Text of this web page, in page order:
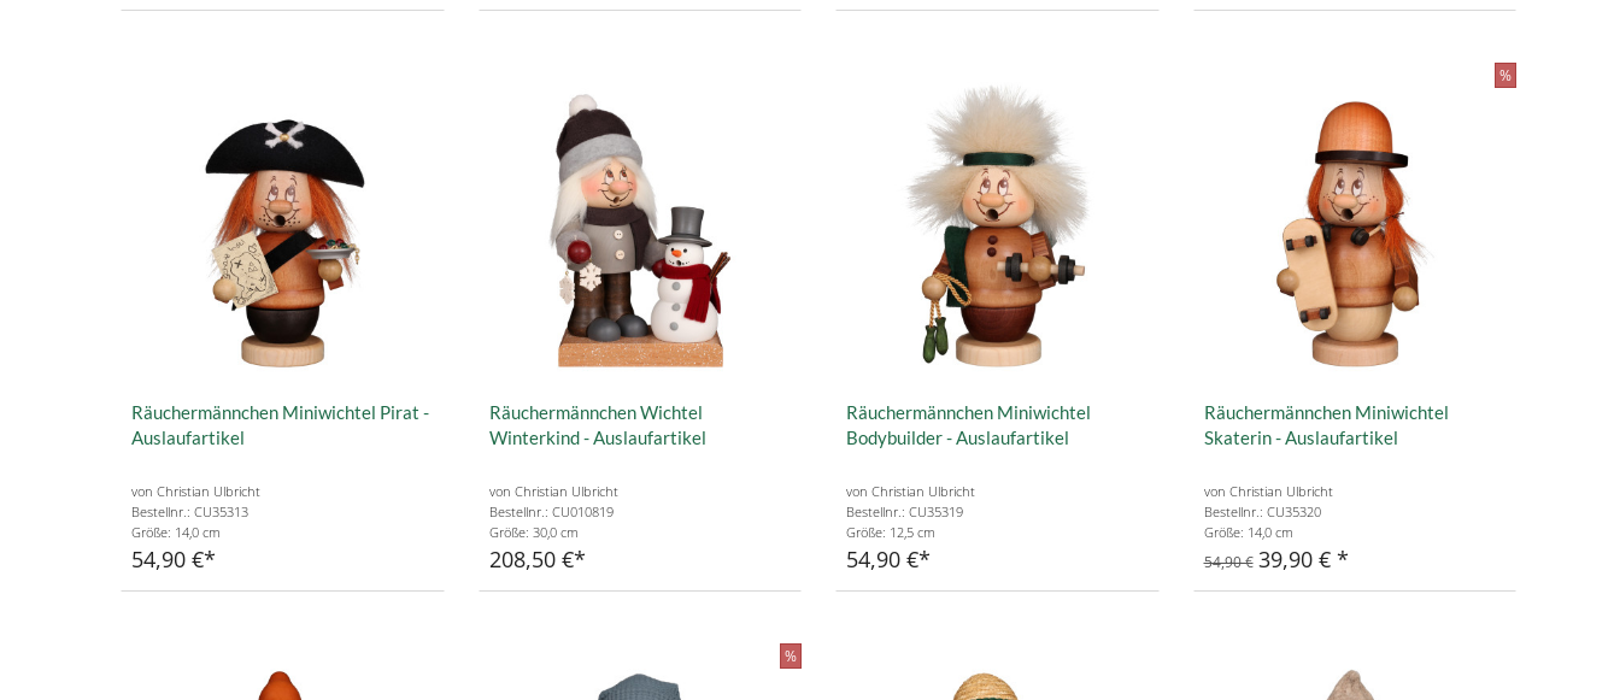
Räuchermännchen Miniwichtel Pirat -
Auslaufartikel
von Christian Ulbricht
Bestellnr.: CU35313
Größe: 14,0 cm
54,90 €
Räuchermännchen Wichtel
Winterkind - Auslaufartikel
von Christian Ulbricht
Bestellnr.: CU010819
Größe: 30,0 cm
208,50 €
Räuchermännchen Miniwichtel
Bodybuilder - Auslaufartikel
von Christian Ulbricht
Bestellnr.: CU35319
Größe: 12,5 cm
54,90 €
%
Räuchermännchen Miniwichtel
Skaterin - Auslaufartikel
von Christian Ulbricht
Bestellnr.: CU35320
Größe: 14,0 cm
54,90 € 39,90 €
%